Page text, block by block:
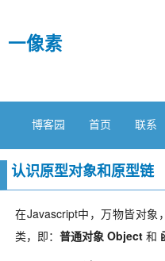
一像素
博客园 首页 联系
认识原型对象和原型链
在Javascript中，万物皆对象
类，即： 普通对象 Object 和